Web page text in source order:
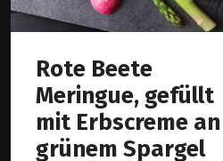
Rote Beete
Meringue, gefüllt
mit Erbscreme an
grünem Spargel